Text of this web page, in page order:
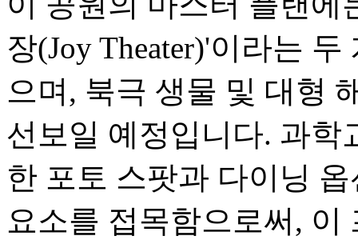
장(Joy Theater)'이라는
으며, 북극 생물 및 대형
선보일 예정입니다. 과학
한 포토 스팟과 다이닝
요소를 접목함으로써,